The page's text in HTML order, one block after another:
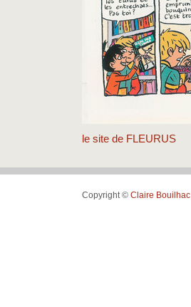
le site de FLEURUS
Copyright © Claire Bouilhac